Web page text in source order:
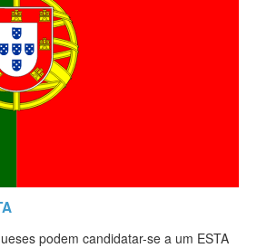
podem candidatar-se a um ESTA